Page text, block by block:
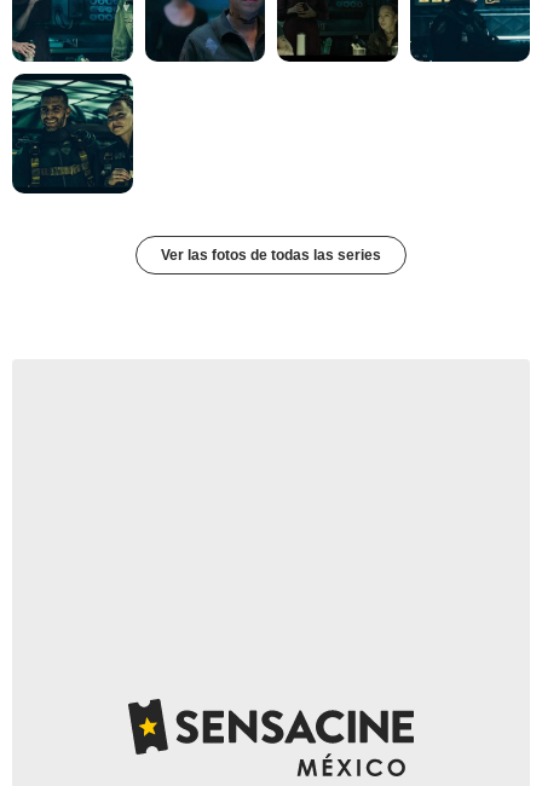
Ver las fotos de todas las series